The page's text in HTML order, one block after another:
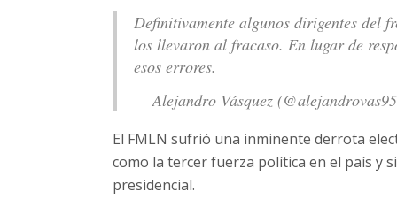
Definitivamente algunos dirigentes del
los llevaron al fracaso. En lugar de
esos errores.
— Alejandro Vásquez
El FMLN sufrió una inminente derrota
como la tercer fuerza política en el país y
presidencial.